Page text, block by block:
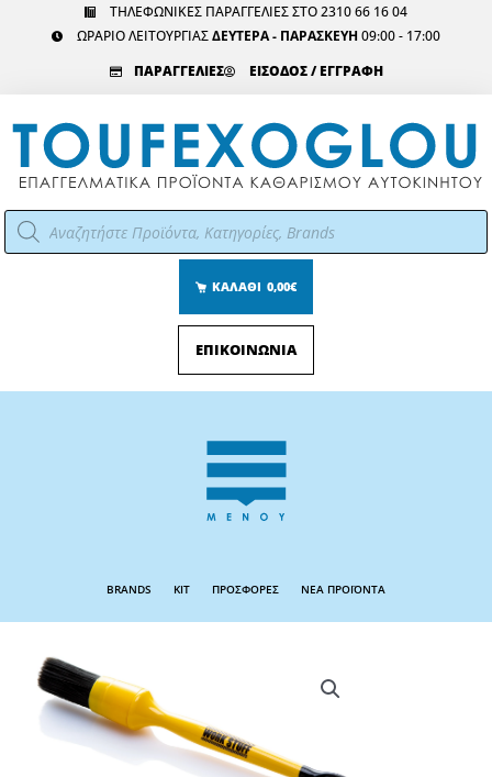
ΤΗΛΕΦΩΝΙΚΕΣ ΠΑΡΑΓΓΕΛΙΕΣ ΣΤΟ 2310 66 16 04
ΩΡΑΡΙΟ ΛΕΙΤΟΥΡΓΙΑΣΔΕΥΤΕΡΑ - ΠΑΡΑΣΚΕΥΗ 09:00 - 17:00
ΠΑΡΑΓΓΕΛΙΕΣ
ΕΙΣΟΔΟΣ / ΕΓΓΡΑΦΗ
Αναζήτηση
προϊόντων
ΚΑΛΑΘΙ 0,00€
ΕΠΙΚΟΙΝΩΝΙΑ
Menu
BRANDS KIT ΠΡΟΣΦΟΡΕΣ ΝΕΑ ΠΡΟΪΟΝΤΑ